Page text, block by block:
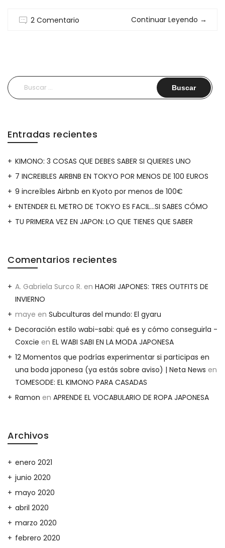
DE
50
2 Comentario Continuar Leyendo →
Buscar:
Entradas recientes
KIMONO: 3 COSAS QUE DEBES SABER SI QUIERES UNO
7 INCREIBLES AIRBNB EN TOKYO POR MENOS DE 100 EUROS
9 increíbles Airbnb en Kyoto por menos de 100€
ENTENDER EL METRO DE TOKYO ES FACIL…SI SABES CÓMO
TU PRIMERA VEZ EN JAPON: LO QUE TIENES QUE SABER
Comentarios recientes
A. Gabriela Surco R. en HAORI JAPONES: TRES OUTFITS DE
INVIERNO
maye en Subculturas del mundo: El gyaru
Decoración estilo wabi-sabi: qué es y cómo conseguirla -
Coxcie en EL WABI SABI EN LA MODA JAPONESA
12 Momentos que podrías experimentar si participas en
una boda japonesa (ya estás sobre aviso) | Neta News en
TOMESODE: EL KIMONO PARA CASADAS
Ramon en APRENDE EL VOCABULARIO DE ROPA JAPONESA
Archivos
enero 2021
junio 2020
mayo 2020
abril 2020
marzo 2020
febrero 2020